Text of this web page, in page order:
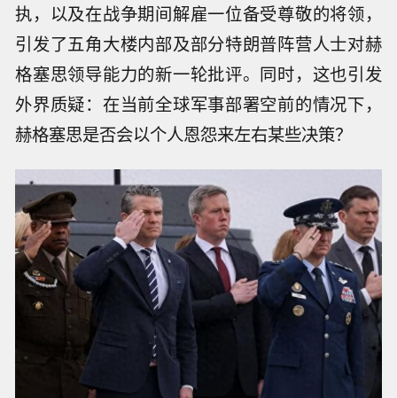
执，以及在战争期间解雇一位备受尊敬的将领，
引发了五角大楼内部及部分特朗普阵营人士对赫
格塞思领导能力的新一轮批评。同时，这也引发
外界质疑：在当前全球军事部署空前的情况下，
赫格塞思是否会以个人恩怨来左右某些决策？